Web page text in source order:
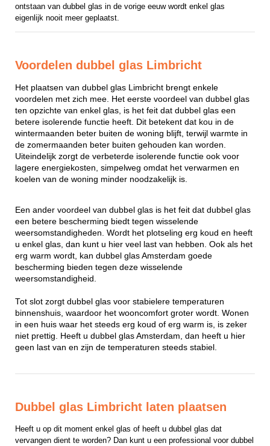
ontstaan van dubbel glas in de vorige eeuw wordt enkel glas
eigenlijk nooit meer geplaatst.
Voordelen dubbel glas Limbricht
Het plaatsen van dubbel glas Limbricht brengt enkele
voordelen met zich mee. Het eerste voordeel van dubbel glas
ten opzichte van enkel glas, is het feit dat dubbel glas een
betere isolerende functie heeft. Dit betekent dat kou in de
wintermaanden beter buiten de woning blijft, terwijl warmte in
de zomermaanden beter buiten gehouden kan worden.
Uiteindelijk zorgt de verbeterde isolerende functie ook voor
lagere energiekosten, simpelweg omdat het verwarmen en
koelen van de woning minder noodzakelijk is.
Een ander voordeel van dubbel glas is het feit dat dubbel glas
een betere bescherming biedt tegen wisselende
weersomstandigheden. Wordt het plotseling erg koud en heeft
u enkel glas, dan kunt u hier veel last van hebben. Ook als het
erg warm wordt, kan dubbel glas Amsterdam goede
bescherming bieden tegen deze wisselende
weersomstandigheid.
Tot slot zorgt dubbel glas voor stabielere temperaturen
binnenshuis, waardoor het wooncomfort groter wordt. Wonen
in een huis waar het steeds erg koud of erg warm is, is zeker
niet prettig. Heeft u dubbel glas Amsterdam, dan heeft u hier
geen last van en zijn de temperaturen steeds stabiel.
Dubbel glas Limbricht laten plaatsen
Heeft u op dit moment enkel glas of heeft u dubbel glas dat
vervangen dient te worden? Dan kunt u een professional voor dubbel